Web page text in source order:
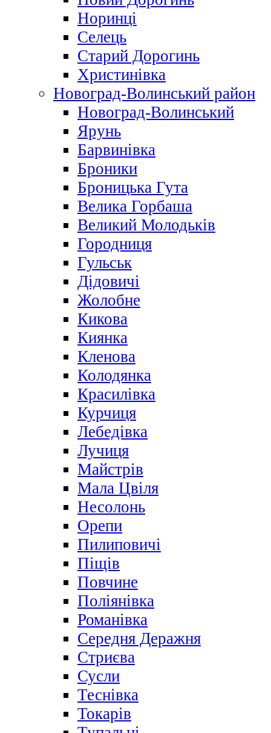
Норинці
Селець
Старий Дорогинь
Христинівка
Новоград-Волинський район
Новоград-Волинський
Ярунь
Барвинівка
Броники
Броницька Гута
Велика Горбаша
Великий Молодьків
Городниця
Гульськ
Дідовичі
Жолобне
Кикова
Киянка
Кленова
Колодянка
Красилівка
Курчиця
Лебедівка
Лучиця
Майстрів
Мала Цвіля
Несолонь
Орепи
Пилиповичі
Піщів
Повчине
Поліянівка
Романівка
Середня Деражня
Стриєва
Сусли
Теснівка
Токарів